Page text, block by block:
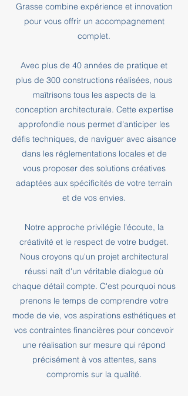
Grasse combine expérience et innovation
pour vous offrir un accompagnement
complet.
Avec plus de 40 années de pratique et
plus de 300 constructions réalisées, nous
maîtrisons tous les aspects de la
conception architecturale. Cette expertise
approfondie nous permet d'anticiper les
défis techniques, de naviguer avec aisance
dans les réglementations locales et de
vous proposer des solutions créatives
adaptées aux spécificités de votre terrain
et de vos envies.
Notre approche privilégie l'écoute, la
créativité et le respect de votre budget.
Nous croyons qu'un projet architectural
réussi naît d'un véritable dialogue où
chaque détail compte. C'est pourquoi nous
prenons le temps de comprendre votre
mode de vie, vos aspirations esthétiques et
vos contraintes financières pour concevoir
une réalisation sur mesure qui répond
précisément à vos attentes, sans
compromis sur la qualité.